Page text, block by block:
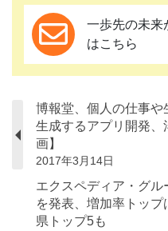
一歩先の未来
はこちら
博報堂、個人の仕事や
生成するアプリ開発、
画】
2017年3月14日
エクスペディア・グ
を発表、増加率トッ
県トップ5も